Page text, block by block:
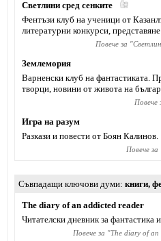
Светлини сред сенките
Фентъзи клуб на ученици от
литературни конкурси,
Повече за "
Землемория
Варненски клуб на фантастиката.
творци, новини от живота на
Повече
Игра на разум
Разкази и повести от Боян Калинов.
Повече за
Съвпадащи ключови думи книги,
The diary of an addicted reader
Читателски дневник за фантастика
Повече за "The diary of an